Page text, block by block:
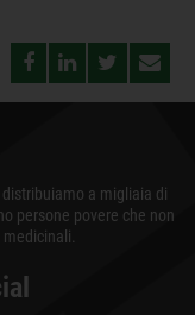
a migliaia di
persone povere che non